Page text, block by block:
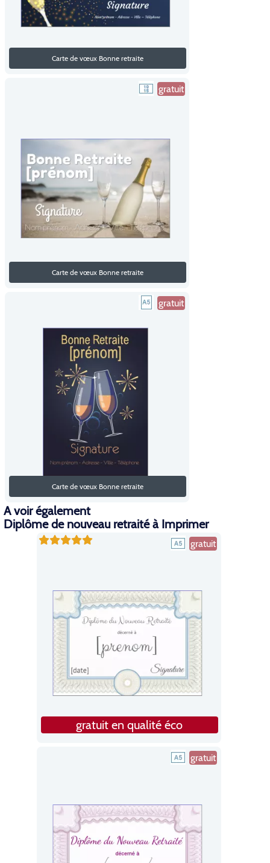
Carte de vœux Bonne retraite
gratuit
Carte de vœux Bonne retraite
gratuit
Carte de vœux Bonne retraite
A voir également
Diplôme de nouveau retraité à Imprimer
gratuit
gratuit en qualité éco
gratuit